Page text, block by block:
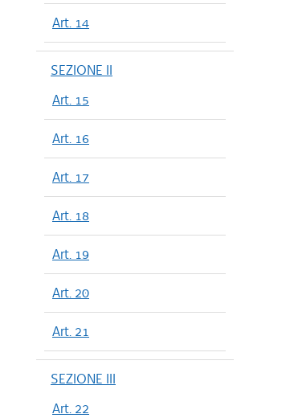
Art. 14
SEZIONE II
Art. 15
Art. 16
Art. 17
Art. 18
Art. 19
Art. 20
Art. 21
SEZIONE III
Art. 22